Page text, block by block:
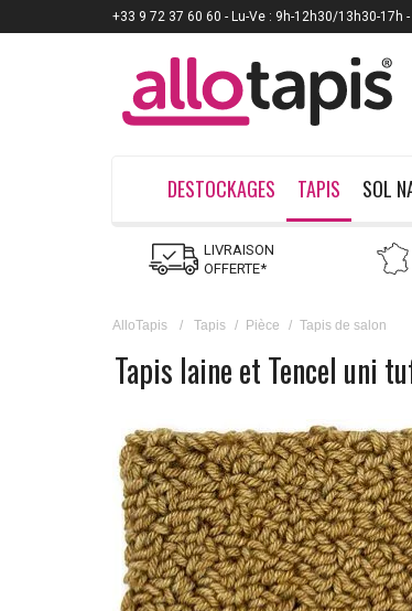
DESTOCKAGES TAPIS SOL
LIVRAISON
OFFERTE*
AlloTapis / Tapis / Pièce / Tapis de salon
Tapis laine et Tencel uni
+33 9 72 37 60 60 - Lu-Ve : 9h-12h30/13h30-